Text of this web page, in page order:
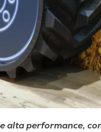
alta performance,